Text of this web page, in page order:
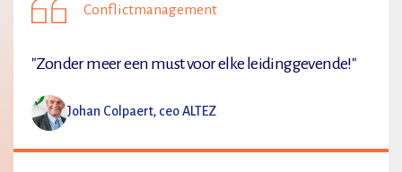
Conflictmanagement
"Zonder meer een must voor elke leidinggevende!"
Johan Colpaert, ceo ALTEZ